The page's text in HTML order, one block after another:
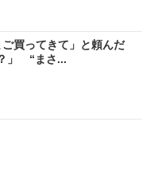
買ってきて」と頼んだ
」 “まさ...